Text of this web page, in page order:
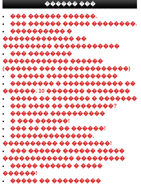
������ ���
���������������
��� ������ ������.
��� ������ ����� ��������.
���������� �
������������� ��
��������� ������������
��� ��������
������������ ������
(������ ��� �������������)
� ����� �������������
�������� � ����������� ��
������. 10 ������� ��������
����� �� ������� � �������
��� ���� �� ���������?
������� ����������
� ��� ������!
��� �� ��� �� ������!
���������������.
���������� �� �������!
��� ������ ������ �����
������������� ���������
����� ������ � ����
������!
����� �� ���������